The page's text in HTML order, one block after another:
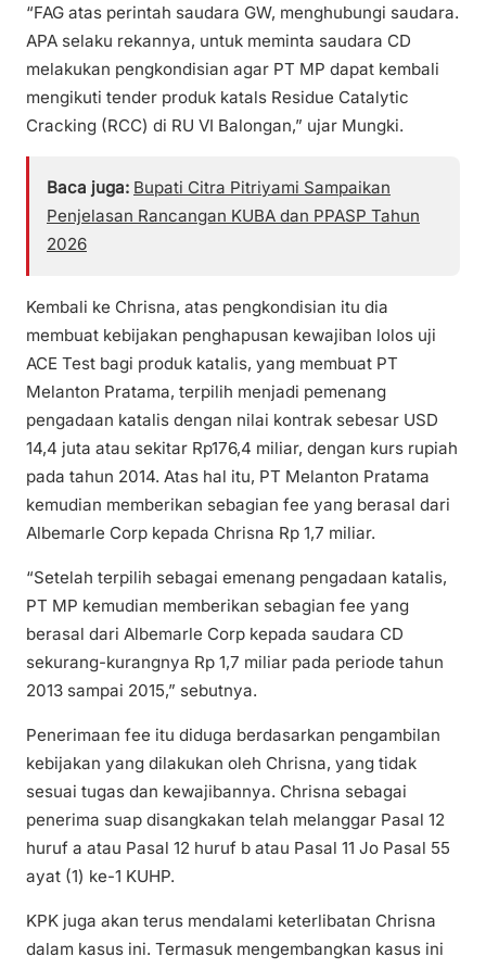
“FAG atas perintah saudara GW, menghubungi saudara.
APA selaku rekannya, untuk meminta saudara CD
melakukan pengkondisian agar PT MP dapat kembali
mengikuti tender produk katals Residue Catalytic
Cracking (RCC) di RU VI Balongan,” ujar Mungki.
Baca juga: Bupati Citra Pitriyami Sampaikan
Penjelasan Rancangan KUBA dan PPASP Tahun
2026
Kembali ke Chrisna, atas pengkondisian itu dia
membuat kebijakan penghapusan kewajiban lolos uji
ACE Test bagi produk katalis, yang membuat PT
Melanton Pratama, terpilih menjadi pemenang
pengadaan katalis dengan nilai kontrak sebesar USD
14,4 juta atau sekitar Rp176,4 miliar, dengan kurs rupiah
pada tahun 2014. Atas hal itu, PT Melanton Pratama
kemudian memberikan sebagian fee yang berasal dari
Albemarle Corp kepada Chrisna Rp 1,7 miliar.
“Setelah terpilih sebagai emenang pengadaan katalis,
PT MP kemudian memberikan sebagian fee yang
berasal dari Albemarle Corp kepada saudara CD
sekurang-kurangnya Rp 1,7 miliar pada periode tahun
2013 sampai 2015,” sebutnya.
Penerimaan fee itu diduga berdasarkan pengambilan
kebijakan yang dilakukan oleh Chrisna, yang tidak
sesuai tugas dan kewajibannya. Chrisna sebagai
penerima suap disangkakan telah melanggar Pasal 12
huruf a atau Pasal 12 huruf b atau Pasal 11 Jo Pasal 55
ayat (1) ke-1 KUHP.
KPK juga akan terus mendalami keterlibatan Chrisna
dalam kasus ini. Termasuk mengembangkan kasus ini